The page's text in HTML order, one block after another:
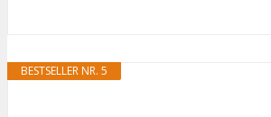
BESTSELLER NR. 5